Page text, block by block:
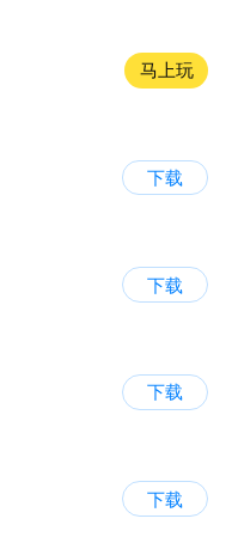
马上玩
下载
下载
下载
下载